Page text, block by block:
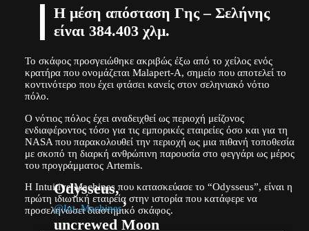
Η μέση απόσταση Γης – Σελήνης
είναι 384.403 χλμ.
Το σκάφος προσγειώθηκε ακριβώς έξω από το χείλος ενός
κρατήρα που ονομάζεται Malapert-A, σημείο που αποτελεί το
κοντινότερο που έχει φτάσει κανείς στον σεληνιακό νότιο
πόλο.
Ο νότιος πόλος έχει αναδειχθεί ως περιοχή μείζονος
ενδιαφέροντος τόσο για τις εμπορικές εταιρείες όσο και για τη
NASA που παρακολουθεί την περιοχή ως μια πιθανή τοποθεσία
με σκοπό τη διαρκή ανθρώπινη παρουσία στο φεγγάρι ως μέρος
του προγράμματος Artemis.
Η Intuitive Machines που κατασκεύασε το “Odysseus”, είναι η
πρώτη ιδιωτική εταιρεία στην ιστορία που κατάφερε να
προσεληνώσει διαστημικό σκάφος.
Odysseus,
@Int_Machines’
uncrewed Moon